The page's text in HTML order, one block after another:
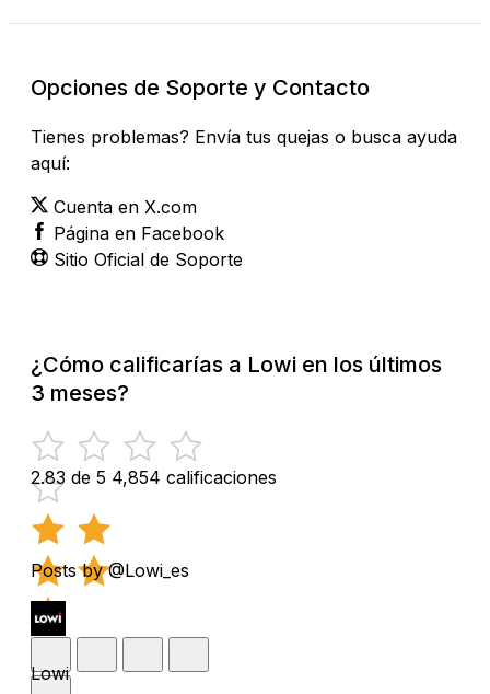
Opciones de Soporte y Contacto
Tienes problemas? Envía tus quejas o busca ayuda
aquí:
Cuenta en X.com
Página en Facebook
Sitio Oficial de Soporte
¿Cómo calificarías a Lowi en los últimos
3 meses?
2.83 de 5 4,854 calificaciones
Posts by @Lowi_es
Lowi